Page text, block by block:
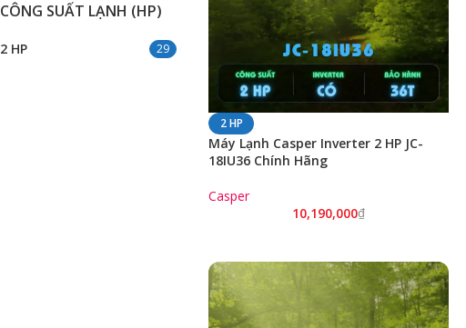
CÔNG SUẤT LẠNH (HP)
2 HP 29
2 HP
Máy Lạnh Casper Inverter 2 HP JC-
18IU36 Chính Hãng
Casper
10,190,000₫